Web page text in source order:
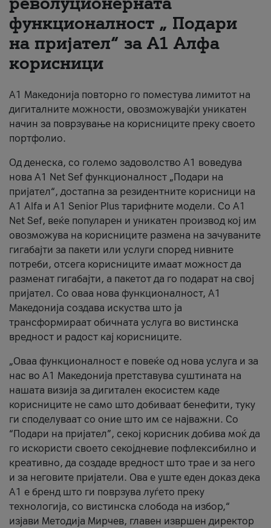
За нас
#ПодобарОнлајн
функционалност „ Подари
на пријател“ за А1 Алфа
корисници
А1 Македонија повторно го поместува лимитот на
дигиталните можности, овозможувајќи уникатен
начин за поврзување на корисниците преку своето
портфолио.
Од денеска, со големо задоволство А1 воведува
нова A1 Net Sef функционалност „Подари на
пријател“, достапна за резидентните корисници на
А1 Alfa и A1 Senior Plus тарифните модели. Со A1
Net Sef, веќе популарен и уникатен производ кој им
овозможува на корисниците размена на зачуваните
гигабајти за пакети или услуги според нивните
потреби, отсега корисниците имаат можност да
разменат гигабајти, а пакетот да го подарат на свој
пријател. Со оваа нова функционалност, А1
Македонија создава искуства што ја
трансформираат обичната услуга во вистинска
вредност и радост кај корисниците.
„Оваа функционалност е повеќе од нова услуга и за
нас во А1 Македонија претставува суштината на
нашата визија за дигитален екосистем каде
корисниците не само што добиваат бенефити, туку
ги споделуваат со оние што им се најважни. Со
“Подари на пријател”, секој корисник добива моќ да
го искористи своето секојдневие пофлексибилно и
креативно, да создаде вредност што трае и за него
и за неговите пријатели. Ова е уште еден доказ дека
А1 е бренд што ги поврзува луѓето преку
технологија, со вистинска слобода на избор,“
изјави Методија Мирчев, главен извршен директор